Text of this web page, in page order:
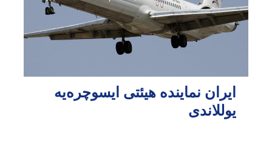
ایران نماینده هیئتی ایسوچره‌یه
یوللاندی